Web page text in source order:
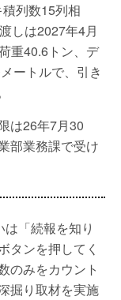
列数15列相
しは2027年4月
重40.6トン、デ
ートルで、引き
は26年7月30
部業務課で受け
「続報を知り
タンを押してく
のみをカウント
掘り取材を実施